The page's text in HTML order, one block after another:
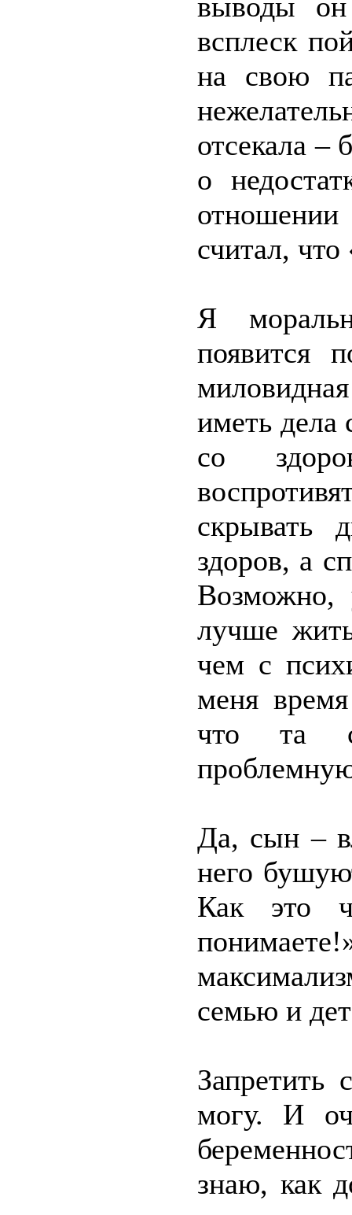
выводы он
всплеск
на свою
отсекала –
о
считал,
Я
появится
иметь дела
со
скрывать
здоров, а
Возможно,
лучше
чем с
меня
что та
Да, сын –
него
Как это
семью и
Запретить
могу. И
знаю, как